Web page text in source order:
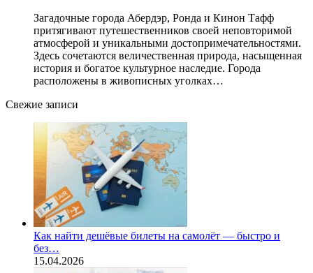
Загадочные города Абердэр, Ронда и Кинон Тафф
притягивают путешественников своей неповторимой
атмосферой и уникальными достопримечательностями.
Здесь сочетаются величественная природа, насыщенная
история и богатое культурное наследие. Города
расположены в живописных уголках…
Свежие записи
Как найти дешёвые билеты на самолёт — быстро и
без…
15.04.2026